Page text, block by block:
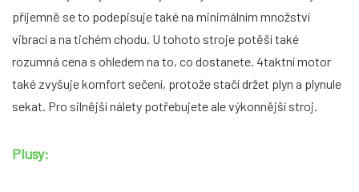
příjemně se to podepisuje také na minimálním množství
vibrací a na tichém chodu. U tohoto stroje potěší také
rozumná cena s ohledem na to, co dostanete. 4taktní motor
také zvyšuje komfort sečení, protože stačí držet plyn a plynule
sekat. Pro silnější nálety potřebujete ale výkonnější stroj.
Plusy: